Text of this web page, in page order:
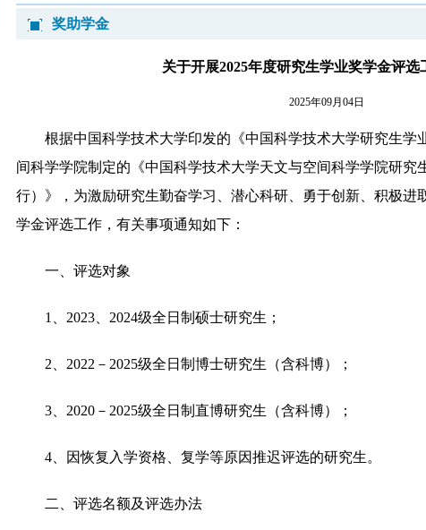
奖助学金
关于开展2025年度研究生学业奖学金评选
2025年09月04日
根据中国科学技术大学印发的《中国科学技术大学研究生学
间科学学院制定的《中国科学技术大学天文与空间科学学院研究
行）》，为激励研究生勤奋学习、潜心科研、勇于创新、积极进
学金评选工作，有关事项通知如下：
一、评选对象
1、2023、2024级全日制硕士研究生；
2、2022－2025级全日制博士研究生（含科博）；
3、2020－2025级全日制直博研究生（含科博）；
4、因恢复入学资格、复学等原因推迟评选的研究生。
二、评选名额及评选办法